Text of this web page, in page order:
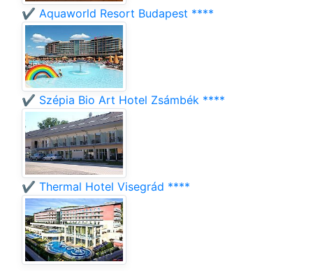
✔️ Aquaworld Resort Budapest ****
✔️ Szépia Bio Art Hotel Zsámbék ****
✔️ Thermal Hotel Visegrád ****